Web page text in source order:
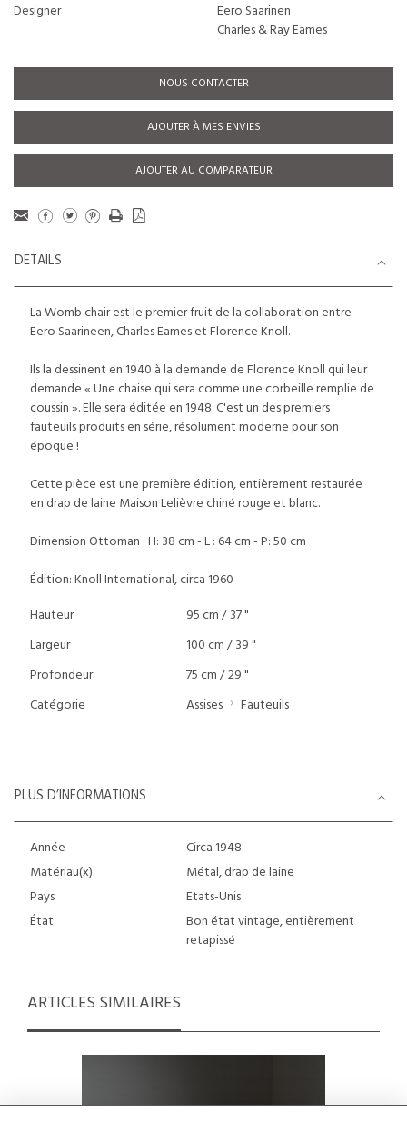
Designer
Eero Saarinen
Charles & Ray Eames
NOUS CONTACTER
AJOUTER À MES ENVIES
AJOUTER AU COMPARATEUR
DETAILS
La Womb chair est le premier fruit de la collaboration entre
Eero Saarineen, Charles Eames et Florence Knoll.
Ils la dessinent en 1940 à la demande de Florence Knoll qui leur
demande « Une chaise qui sera comme une corbeille remplie de
coussin ». Elle sera éditée en 1948. C'est un des premiers
fauteuils produits en série, résolument moderne pour son
époque !
Cette pièce est une première édition, entièrement restaurée
en drap de laine Maison Lelièvre chiné rouge et blanc.
Dimension Ottoman : H: 38 cm - L : 64 cm - P: 50 cm
Édition: Knoll International, circa 1960
Hauteur
95 cm / 37 "
Largeur
100 cm / 39 "
Profondeur
75 cm / 29 "
Catégorie
Assises Fauteuils
PLUS D’INFORMATIONS
Année
Circa 1948.
Matériau(x)
Métal, drap de laine
Pays
Etats-Unis
État
Bon état vintage, entièrement
retapissé
ARTICLES SIMILAIRES